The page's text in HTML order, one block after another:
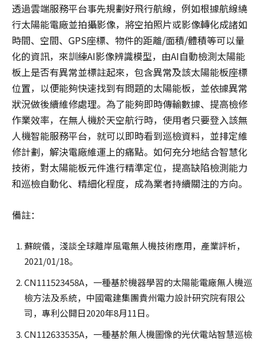
透過雲端服務平台事先規劃好飛行航線，例如根據航線繞
行太陽能電廠並拍攝影像，將空拍照片或影像轉化成諸如
時間、空間、GPS座標、物件的距離/面積/體積等可以量
化的資訊，來訓練AI影像辨識模型，由AI自動檢測太陽能
板上是否有異常並標註起來，包含異常及該太陽能板座標
位置，以便能夠快速找到有問題的太陽能板，並依據異常
狀況做後續維修處理。為了能夠即時傳輸數據、提高檢修
作業效率，在無人機於天空航行時，使用者只要登入該無
人機智能服務平台，就可以即時看到巡檢資料，並排定維
修計劃，解決電廠維運上的痛點。如何充分地結合智慧化
技術，對太陽能板元件進行精準定位，提高缺陷檢測能力
和巡檢自動化、精細化程度，成為業者持續關注的方向。
備註：
蘇皖儀，淺談全球離岸風電無人機技術應用，產業評析，
2021/01/18。
CN111523458A，一種基於機器學習的太陽能電廠無人機巡
檢方法及系統，中國電建集團貴州電力設計研究院有限公
司，專利公開日2020年8月11日。
CN112633535A，一種基於無人機圖像的光伏電站智慧巡檢